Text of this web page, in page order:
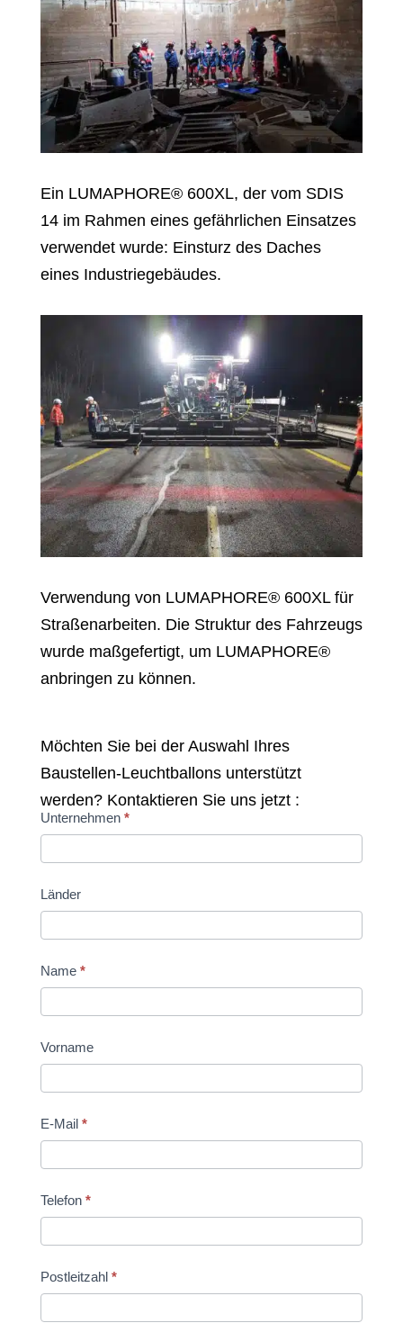
Ein LUMAPHORE® 600XL, der vom SDIS
14 im Rahmen eines gefährlichen Einsatzes
verwendet wurde: Einsturz des Daches
eines Industriegebäudes.
Verwendung von LUMAPHORE® 600XL für
Straßenarbeiten. Die Struktur des Fahrzeugs
wurde maßgefertigt, um LUMAPHORE®
anbringen zu können.
Möchten Sie bei der Auswahl Ihres
Baustellen-Leuchtballons unterstützt
werden? Kontaktieren Sie uns jetzt :
KONTAKTIEREN
Unternehmen *
Länder
Name *
Vorname
E-Mail *
Telefon *
Postleitzahl *